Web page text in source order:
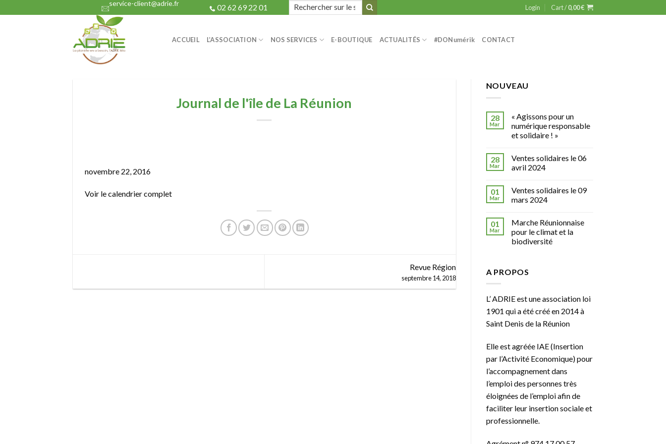
to
service-client@adrie.fr 02 62 69 22 01
Search
Login Cart /0,00€
ACCUEIL L’ASSOCIATION NOS SERVICES E-BOUTIQUE ACTUALITÉS #DONumérik CONTACT
Journal de l'île de La Réunion
de
de
novembre 22, 2016
Voir le calendrier complet
Revue Région
septembre 14, 2018
NOUVEAU
28
Mar
« Agissons pour un
numérique responsable
et solidaire ! »
28
Mar
Ventes solidaires le 06
avril 2024
01
Mar
Ventes solidaires le 09
mars 2024
01
Mar
Marche Réunionnaise
pour le climat et la
biodiversité
A PROPOS
L’ ADRIE est une association loi
1901 qui a été créé en 2014 à
Saint Denis de la Réunion
Elle est agréée IAE(Insertion
par l’Activité Economique) pour
l’accompagnement dans
l’emploi des personnes très
éloignées de l’emploi afin de
faciliter leur insertion sociale et
professionnelle.